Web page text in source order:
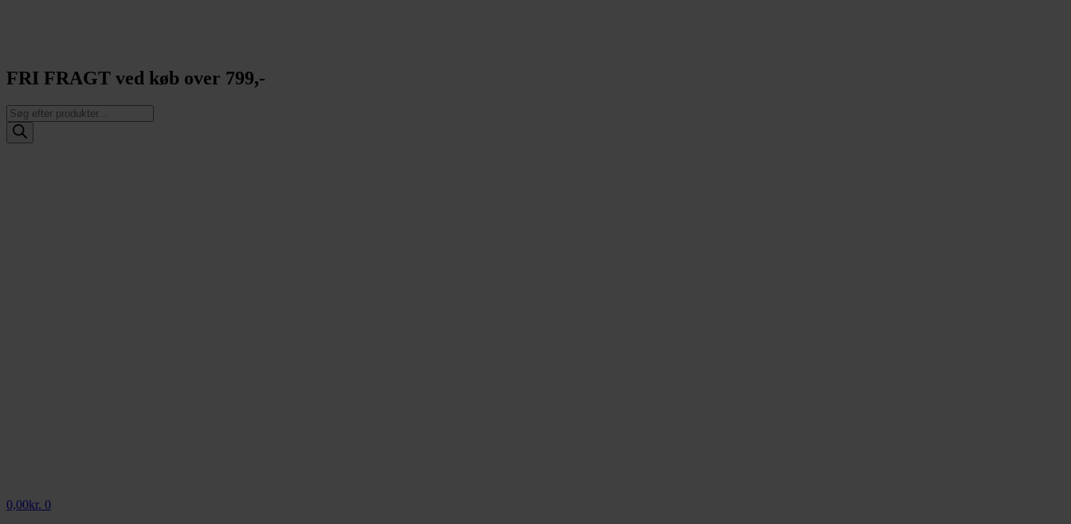
FRI FRAGT ved køb over 799,-
Products
search
0,00kr. 0